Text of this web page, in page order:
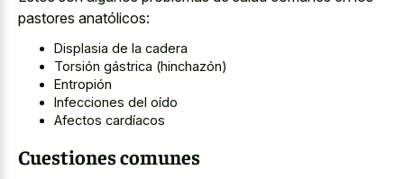
pastores anatólicos:
Displasia de la cadera
Torsión gástrica (hinchazón)
Entropión
Infecciones del oído
Afectos cardíacos
Cuestiones comunes